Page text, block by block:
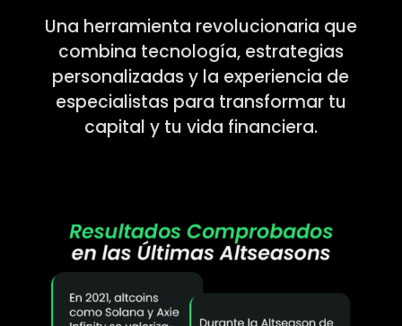
Una herramienta revolucionaria que
combina tecnología, estrategias
personalizadas y la experiencia de
especialistas para transformar tu
capital y tu vida financiera.